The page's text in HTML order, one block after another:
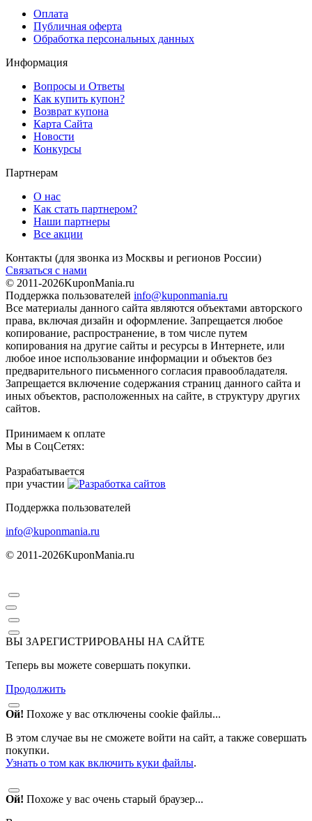
Оплата
Публичная оферта
Обработка персональных данных
Информация
Вопросы и Ответы
Как купить купон?
Возврат купона
Карта Сайта
Новости
Конкурсы
Партнерам
О нас
Как стать партнером?
Наши партнеры
Все акции
Контакты (для звонка из Москвы и регионов России)
Связаться с нами
© 2011-2026KuponMania.ru
Поддержка пользователей info@kuponmania.ru
Все материалы данного сайта являются объектами авторского
права, включая дизайн и оформление. Запрещается любое
копирование, распространение, в том числе путем
копирования на другие сайты и ресурсы в Интернете, или
любое иное использование информации и объектов без
предварительного письменного согласия правообладателя.
Запрещается включение содержания страниц данного сайта и
иных объектов, расположенных на сайте, в структуру других
сайтов.
Принимаем к оплате
Мы в СоцСетях:
Разрабатывается
при участии
Поддержка пользователей
info@kuponmania.ru
© 2011-2026KuponMania.ru
ВЫ ЗАРЕГИСТРИРОВАНЫ НА САЙТЕ
Теперь вы можете совершать покупки.
Продолжить
Ой! Похоже у вас отключены cookie файлы...
В этом случае вы не сможете войти на сайт, а также совершать
покупки.
Узнать о том как включить куки файлы.
Ой! Похоже у вас очень старый браузер...